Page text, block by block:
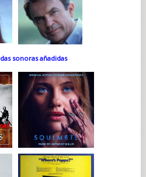
sonoras añadidas